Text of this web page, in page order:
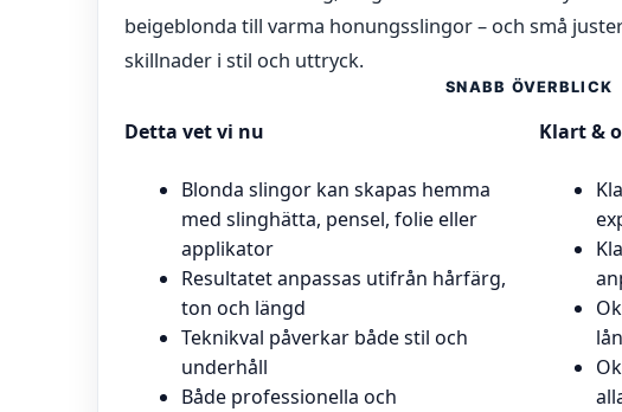
beigeblonda till varma honungsslingor – och små
skillnader i stil och uttryck.
SNABB ÖVERBLICK
Detta vet vi nu
Blonda slingor kan skapas hemma
med slinghätta, pensel, folie eller
applikator
Resultatet anpassas utifrån hårfärg,
ton och längd
Teknikval påverkar både stil och
underhåll
Både professionella och
Klart &